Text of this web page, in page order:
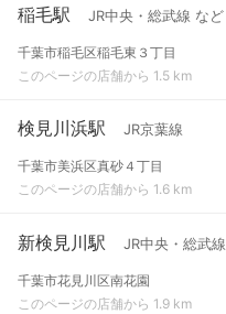
稲毛駅 JR中央・総武線 など
千葉市稲毛区稲毛東３丁目
このページの店舗から 1.5 km
検見川浜駅 JR京葉線
千葉市美浜区真砂４丁目
このページの店舗から 1.6 km
新検見川駅 JR中央・総武線
千葉市花見川区南花園
このページの店舗から 1.9 km